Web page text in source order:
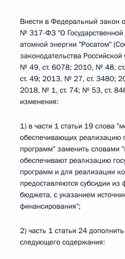
Внести в Федеральный закон
№ 317-ФЗ "О Государственной
атомной энергии "Росатом"
законодательства
№ 49, ст. 6078; 2010, № 48,
ст. 49; 2013, № 27, ст. 3480;
2018, № 1, ст. 74; № 53, ст.
изменения:
1) в части 1 статьи 19 слова
обеспечивающих реализацию
программ" заменить словами
обеспечивают реализацию
программ и для реализации
предоставляются субсидии из
бюджета, с указанием
финансирования";
2) часть 1 статьи 24
следующего содержания: